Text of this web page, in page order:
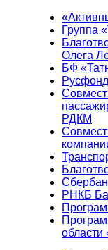
Группа
Олега
БФ
РДКМ
РНКБ
области